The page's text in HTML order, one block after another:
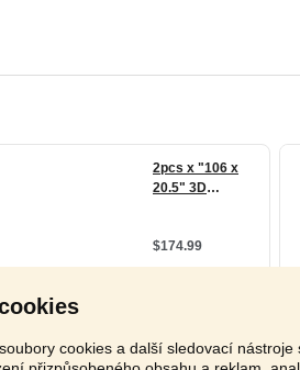
cookies a další sledovací nástroje